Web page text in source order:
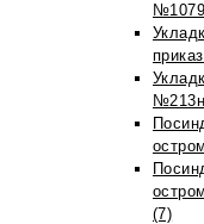
(7)